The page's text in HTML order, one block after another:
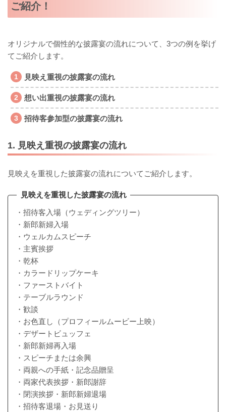
ご紹介！
オリジナルで個性的な披露宴の流れについて、3つの例を挙げ
てご紹介します。
見映え重視の披露宴の流れ
想い出重視の披露宴の流れ
招待客参加型の披露宴の流れ
1. 見映え重視の披露宴の流れ
見映えを重視した披露宴の流れについてご紹介します。
見映えを重視した披露宴の流れ
・招待客入場（ウェディングツリー）
・新郎新婦入場
・ウェルカムスピーチ
・主賓挨拶
・乾杯
・カラードリップケーキ
・ファーストバイト
・テーブルラウンド
・歓談
・お色直し（プロフィールムービー上映）
・デザートビュッフェ
・新郎新婦再入場
・スピーチまたは余興
・両親への手紙・記念品贈呈
・両家代表挨拶・新郎謝辞
・閉演挨拶・新郎新婦退場
・招待客退場・お見送り